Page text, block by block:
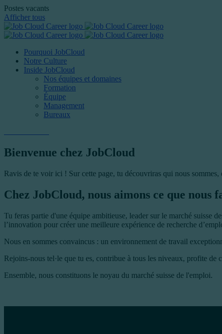
Postes vacants
Afficher tous
Pourquoi JobCloud
Notre Culture
Inside JobCloud
Nos équipes et domaines
Formation
Équipe
Management
Bureaux
Bienvenue chez JobCloud
Ravis de te voir ici ! Sur cette page, tu découvriras qui nous
Chez JobCloud, nous aimons ce que nous
Tu feras partie d'une équipe ambitieuse, leader sur le marché suisse
l’innovation pour créer une meilleure expérience de recherche
Nous en sommes convaincus : un environnement de travail
Rejoins-nous tel·le que tu es, contribue à tous les niveaux, profite de
Ensemble, nous constituons le noyau du marché suisse de l'emploi.